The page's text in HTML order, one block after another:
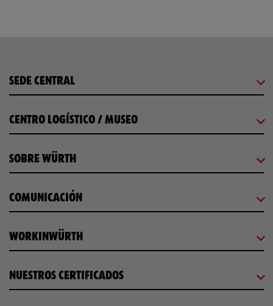
SEDE CENTRAL
CENTRO LOGÍSTICO / MUSEO
SOBRE WÜRTH
COMUNICACIÓN
WORKINWÜRTH
NUESTROS CERTIFICADOS